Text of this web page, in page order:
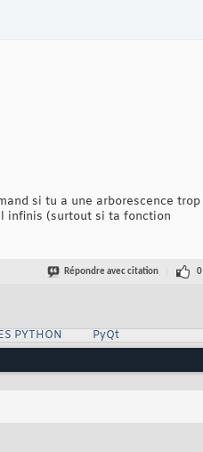
si tu a une arborescence trop
infinis (surtout si ta fonction
Répondre avec citation 0
PYTHON
PyQt